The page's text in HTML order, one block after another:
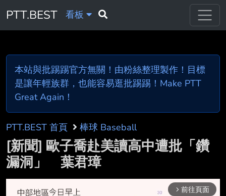
PTT.BEST 看板
本站與批踢踢官方無關！由粉絲整理製作！目標
是讓年輕族群，也能容易逛批踢踢！Make PTT
Great Again！
PTT.BEST 首頁 棒球 Baseball
[新聞] 歐子喬赴美讀高中遭批「鑽
漏洞」 葉君璋
arrow_forward_ios 前往頁面